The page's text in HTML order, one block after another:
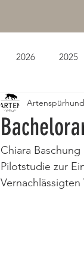
2026 2025
2014 2013
Chiara
Pilotstudie zur